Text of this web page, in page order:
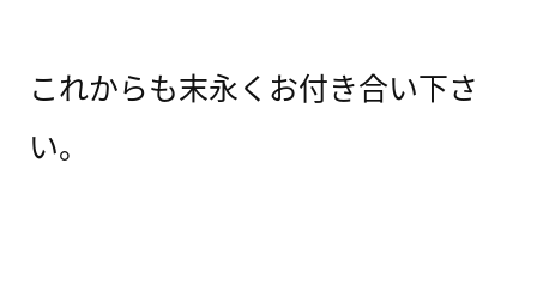
これからも末永くお付き合い下さ
い。